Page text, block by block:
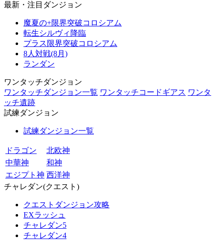
最新・注目ダンジョン
魔夏の+限界突破コロシアム
転生シルヴィ降臨
プラス限界突破コロシアム
8人対戦(8月)
ランダン
ワンタッチダンジョン
ワンタッチダンジョン一覧 ワンタッチコードギアス ワンタ
ッチ遺跡
試練ダンジョン
試練ダンジョン一覧
ドラゴン
北欧神
中華神
和神
エジプト神 西洋神
チャレダン(クエスト)
クエストダンジョン攻略
EXラッシュ
チャレダン5
チャレダン4